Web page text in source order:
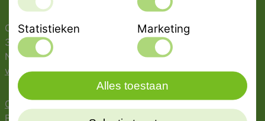
Oostergracht 42
3763 LZ Soest
Nederland
verkoop@vandehoefdental.nl
Contact
Bedrijfsinformatie
Statistieken Marketing
Alles toestaan